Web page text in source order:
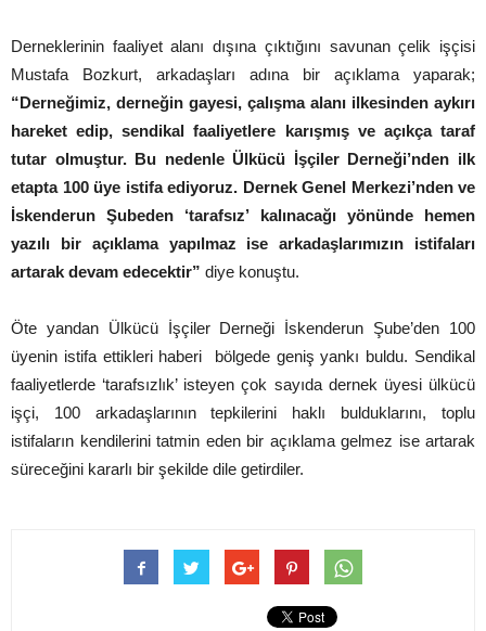
Derneklerinin faaliyet alanı dışına çıktığını savunan çelik işçisi
Mustafa Bozkurt, arkadaşları adına bir açıklama yaparak;
“Derneğimiz, derneğin gayesi, çalışma alanı ilkesinden aykırı
hareket edip, sendikal faaliyetlere karışmış ve açıkça taraf
tutar olmuştur. Bu nedenle Ülkücü İşçiler Derneği’nden ilk
etapta 100 üye istifa ediyoruz. Dernek Genel Merkezi’nden ve
İskenderun Şubeden ‘tarafsız’ kalınacağı yönünde hemen
yazılı bir açıklama yapılmaz ise arkadaşlarımızın istifaları
artarak devam edecektir” diye konuştu.
Öte yandan Ülkücü İşçiler Derneği İskenderun Şube’den 100
üyenin istifa ettikleri haberi bölgede geniş yankı buldu. Sendikal
faaliyetlerde ‘tarafsızlık’ isteyen çok sayıda dernek üyesi ülkücü
işçi, 100 arkadaşlarının tepkilerini haklı bulduklarını, toplu
istifaların kendilerini tatmin eden bir açıklama gelmez ise artarak
süreceğini kararlı bir şekilde dile getirdiler.